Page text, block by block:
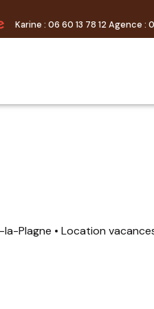
Karine : 06 60 13 78 12 Agence :
la-Plagne Location